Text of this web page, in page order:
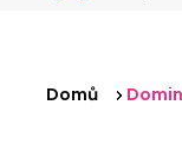
Domů